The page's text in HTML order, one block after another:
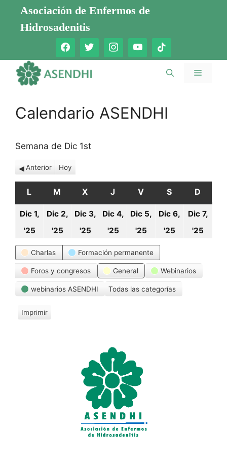
Saltar
contenido
Asociación de Enfermos de
Hidrosadenitis
Menú
Calendario ASENDHI
Semana de Dic 1st
Anterior Hoy
L LUNES
M MARTES
X MIÉRCOLES
J JUEVES
V VIERNES
S SÁBADO
D
Dic 1,
'25
diciembre,
2025
Dic 2,
'25
diciembre,
2025
Dic 3,
'25
diciembre,
2025
Dic 4,
'25
diciembre,
2025
Dic 5,
'25
diciembre,
2025
Dic 6,
'25
2025
Dic 7,
'25
Categorías
Charlas Formación permanente
Foros y congresos General Webinarios
webinarios ASENDHI Todas las categorías
Imprimir
V